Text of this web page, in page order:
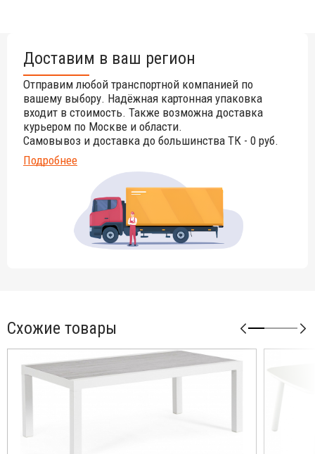
Доставим в ваш регион
Отправим любой транспортной компанией по
вашему выбору. Надёжная картонная упаковка
входит в стоимость. Также возможна доставка
курьером по Москве и области.
Самовывоз и доставка до большинства ТК - 0 руб.
Подробнее
Схожие товары